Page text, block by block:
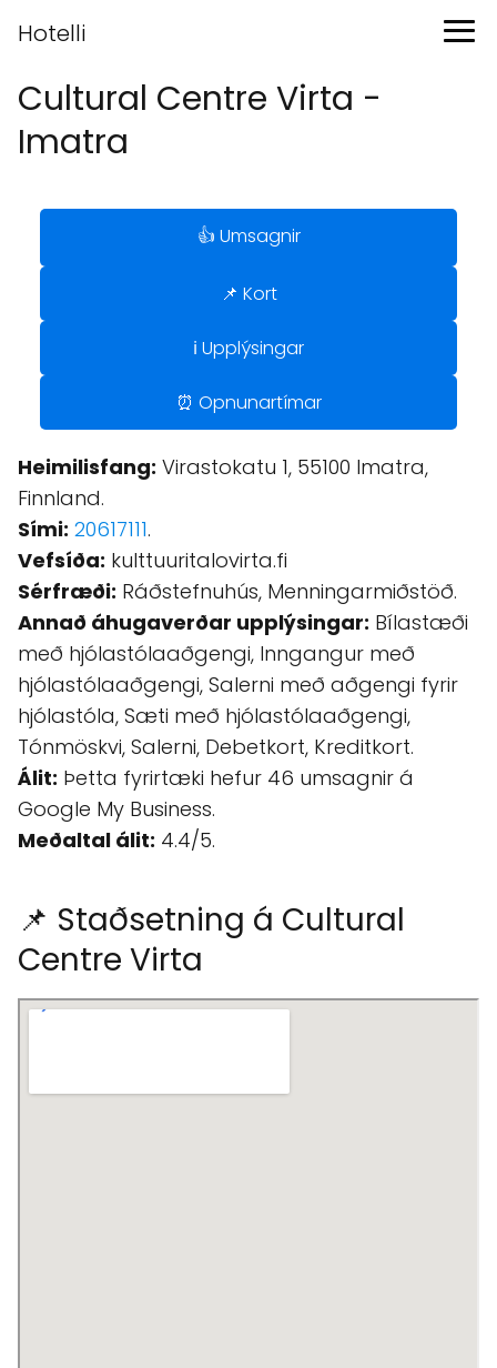
Hotelli
Cultural Centre Virta -
Imatra
👍 Umsagnir
📌 Kort
ℹ️ Upplýsingar
⏰ Opnunartímar
Heimilisfang: Virastokatu 1, 55100 Imatra,
Finnland.
Sími: 20617111.
Vefsíða: kulttuuritalovirta.fi
Sérfræði: Ráðstefnuhús, Menningarmiðstöð.
Annað áhugaverðar upplýsingar: Bílastæði
með hjólastólaaðgengi, Inngangur með
hjólastólaaðgengi, Salerni með aðgengi fyrir
hjólastóla, Sæti með hjólastólaaðgengi,
Tónmöskvi, Salerni, Debetkort, Kreditkort.
Álit: Þetta fyrirtæki hefur 46 umsagnir á
Google My Business.
Meðaltal álit: 4.4/5.
📌 Staðsetning á Cultural
Centre Virta